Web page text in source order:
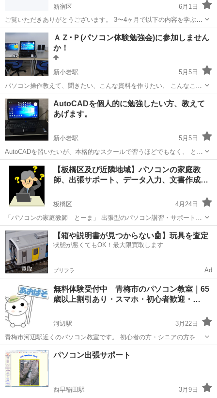
新宿区
6月1日
ご覧いただきありがとうございます。 3〜4ヶ月で以下の内容を学ぶ、
公的スクールの講師を募集しております。 生徒人数は15〜20名、年代
は20～60代と幅広く、生徒の殆どが初心者です。 8割はZoomを利用し
たオンライン...
東京 新宿区 Windows総合 オンライン
ＡＺ･Ｐ(パソコン体験勉強会)に参加しません
か！
新小岩駅
5月5日
パソコン操作教えて、聞きたい、こんな資料を作りたい、 こんなこと
したい、など一緒に体験･勉強をしましょう。 小中生･お母さん･初め
ての方もどうぞ気軽に参加下さい。 パソコンの調子が悪い、故障か
な、どうしたのかな？など。...
東京 葛飾区 Windows総合 ヤフオク
AutoCADを個人的に勉強したい方、教えて
あげます。
新小岩駅
5月5日
AutoCADを習いたいが、本格的なスクールで習うほどでもなく、 とり
あえず初歩から経験してみたい方は、ご相談下さい。 ご連絡は、携
帯：０９０－８４３６－８４３１ にどうぞ。
東京 葛飾区 新小岩駅 Windows総合
【板橋区及び近隣地域】パソコンの家庭教
師、出張サポート、データ入力、文書作成、
板橋区
4月24日
「パソコンの家庭教師 とーま」 出張型のパソコン講習・サポートで
す。（スマホも可） ご自宅や店舗、事業所等、ワークスペースなどへ
お伺いして、お客様のWindowsパソコンやスマホなどを使って、パソ
コン講習、サポー...
東京 板橋区 Windows総合 確定申告
【箱や説明書が見つからない🤖】玩具を査定
状態が悪くてもOK！最大限買取します
プリフラ Ad
無料体験受付中 青梅市のパソコン教室｜65
歳以上割引あり・スマホ・初心者歓迎・…
河辺駅
3月22日
青梅市河辺駅近くのパソコン教室です。 初心者の方・シニアの方を中
心に、ゆっくり丁寧に指導しています。 ■こんな方におすすめ ・パソ
コンを基礎からやりたい ・転職をしたい ・仕事で必要になった ・パ
ソコンの資格...
東京 青梅市 Windows総合
パソコン出張サポート
西早稲田駅 3月9日